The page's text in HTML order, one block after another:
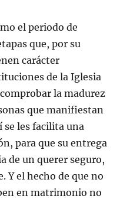
el periodo de
que, por su
carácter
de la Iglesia
la madurez
que manifiestan
se les facilita una
para que su entrega
de un querer seguro,
Y el hecho de que no
en matrimonio no